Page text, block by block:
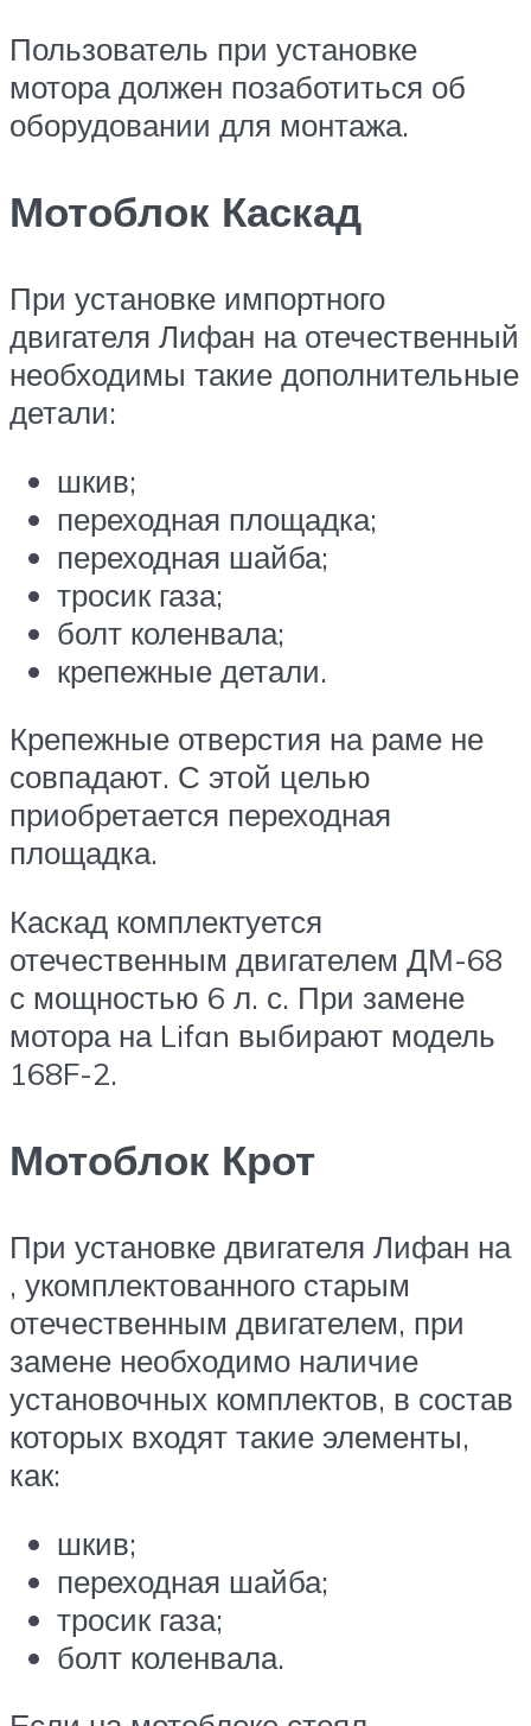
Пользователь при установке
мотора должен позаботиться об
оборудовании для монтажа.
Мотоблок Каскад
При установке импортного
двигателя Лифан на отечественный
необходимы такие дополнительные
детали:
шкив;
переходная площадка;
переходная шайба;
тросик газа;
болт коленвала;
крепежные детали.
Крепежные отверстия на раме не
совпадают. С этой целью
приобретается переходная
площадка.
Каскад комплектуется
отечественным двигателем ДМ-68
с мощностью 6 л. с. При замене
мотора на Lifan выбирают модель
168F-2.
Мотоблок Крот
При установке двигателя Лифан на
, укомплектованного старым
отечественным двигателем, при
замене необходимо наличие
установочных комплектов, в состав
которых входят такие элементы,
как:
шкив;
переходная шайба;
тросик газа;
болт коленвала.